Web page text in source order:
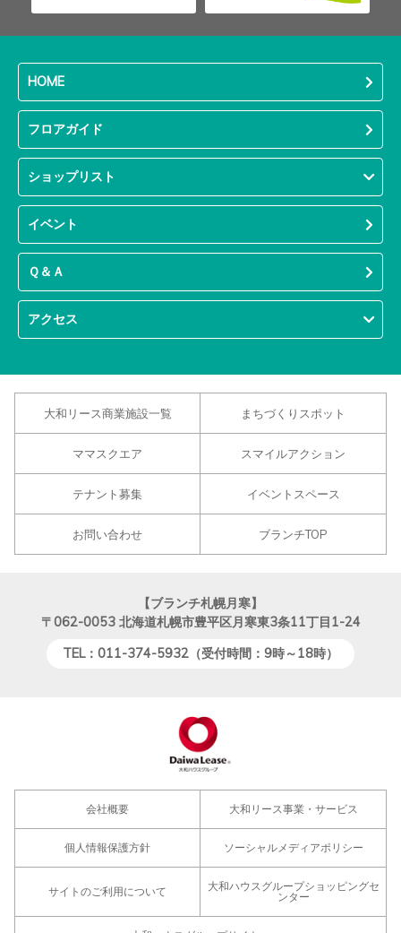
HOME
フロアガイド
ショップリスト
イベント
Ｑ＆Ａ
アクセス
大和リース商業施設一覧 まちづくりスポット
ママスクエア スマイルアクション
テナント募集 イベントスペース
お問い合わせ ブランチTOP
【ブランチ札幌月寒】
〒062-0053 北海道札幌市豊平区月寒東3条11丁目1-24
TEL：011-374-5932（受付時間：9時～18時）
会社概要 大和リース事業・サービス
個人情報保護方針 ソーシャルメディアポリシー
サイトのご利用について
大和ハウスグループショッピングセ
ンター